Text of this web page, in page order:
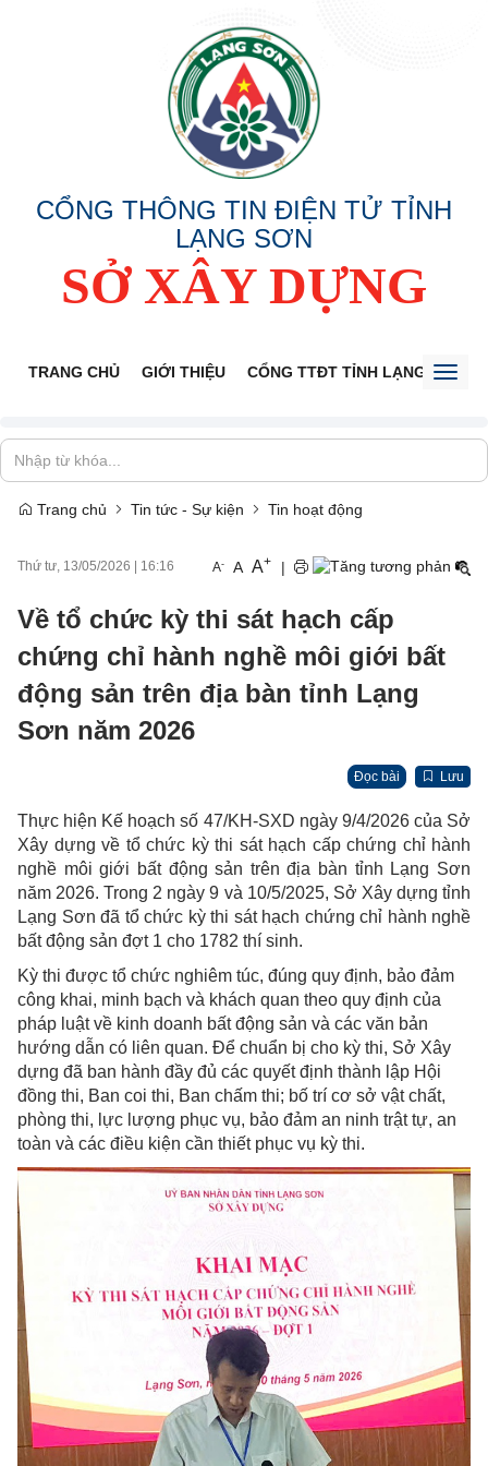
CỔNG THÔNG TIN ĐIỆN TỬ TỈNH
LẠNG SƠN
SỞ XÂY DỰNG
TRANG CHỦ GIỚI THIỆU CỔNG TTĐT TỈNH LẠNG SƠN
Trang chủ Tin tức - Sự kiện Tin hoạt động
Thứ tư, 13/05/2026 16:16 A- A A+ |
Về tổ chức kỳ thi sát hạch cấp
chứng chỉ hành nghề môi giới bất
động sản trên địa bàn tỉnh Lạng
Sơn năm 2026
Đọc bài Lưu
Thực hiện Kế hoạch số 47/KH-SXD ngày 9/4/2026 của Sở
Xây dựng về tổ chức kỳ thi sát hạch cấp chứng chỉ hành
nghề môi giới bất động sản trên địa bàn tỉnh Lạng Sơn
năm 2026. Trong 2 ngày 9 và 10/5/2025, Sở Xây dựng tỉnh
Lạng Sơn đã tổ chức kỳ thi sát hạch chứng chỉ hành nghề
bất động sản đợt 1 cho 1782 thí sinh.
Kỳ thi được tổ chức nghiêm túc, đúng quy định, bảo đảm
công khai, minh bạch và khách quan theo quy định của
pháp luật về kinh doanh bất động sản và các văn bản
hướng dẫn có liên quan. Để chuẩn bị cho kỳ thi, Sở Xây
dựng đã ban hành đầy đủ các quyết định thành lập Hội
đồng thi, Ban coi thi, Ban chấm thi; bố trí cơ sở vật chất,
phòng thi, lực lượng phục vụ, bảo đảm an ninh trật tự, an
toàn và các điều kiện cần thiết phục vụ kỳ thi.